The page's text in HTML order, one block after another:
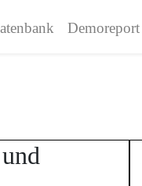
Demoreport